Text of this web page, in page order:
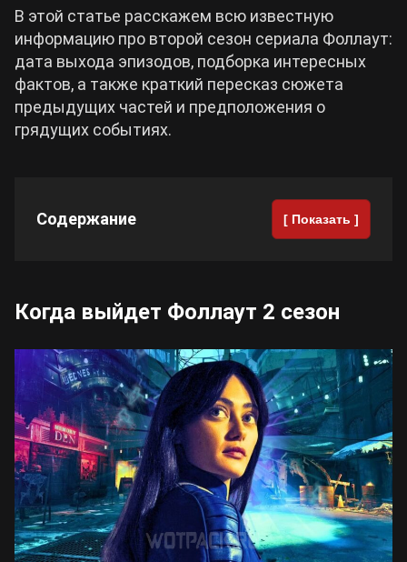
Cyberpunk 2077
Все игры
В этой статье расскажем всю известную
информацию про второй сезон сериала Фоллаут:
дата выхода эпизодов, подборка интересных
фактов, а также краткий пересказ сюжета
предыдущих частей и предположения о
грядущих событиях.
Содержание [ Показать ]
Когда выйдет Фоллаут 2 сезон